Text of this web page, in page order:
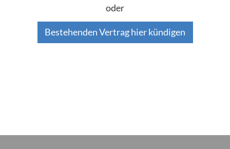
oder
Bestehenden Vertrag hier kündigen